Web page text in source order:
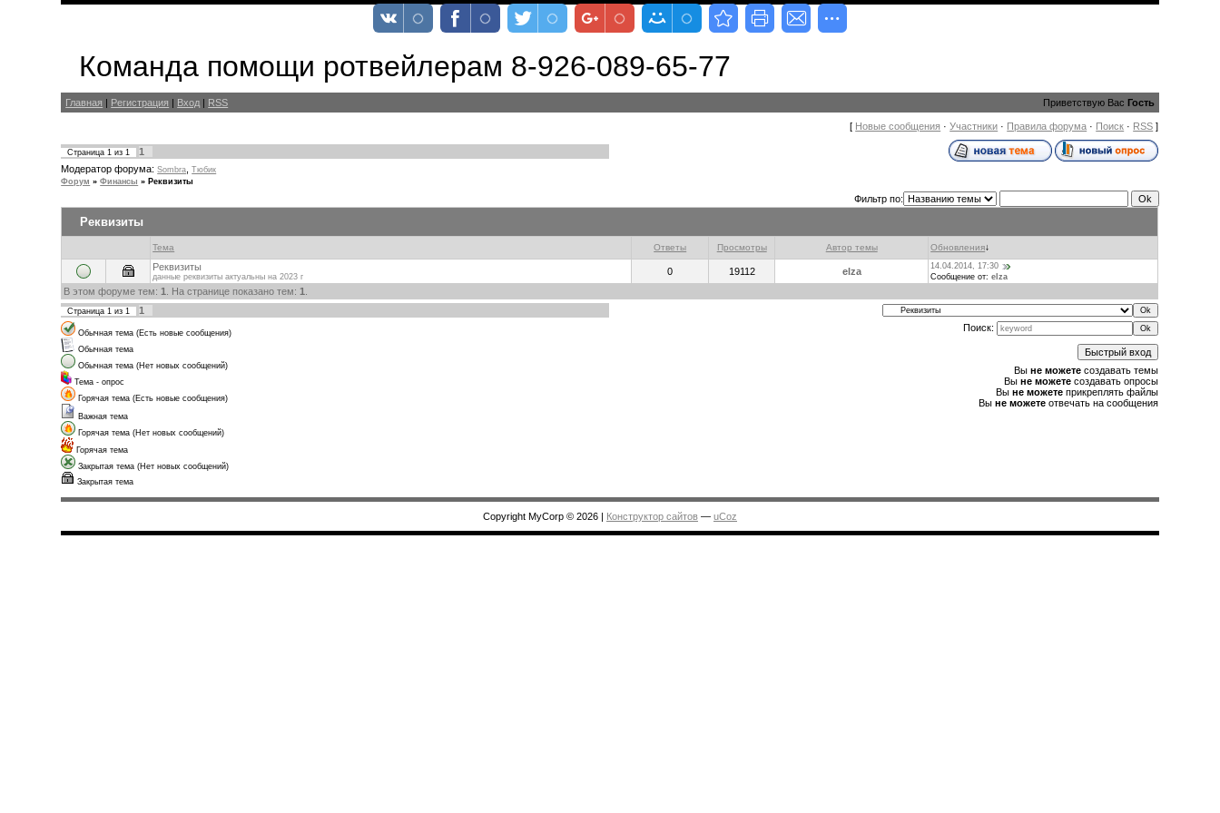
Команда помощи ротвейлерам 8-926-089-65-77
Главная | Регистрация | Вход | RSS Приветствую Вас Гость
[ Новые сообщения ·Участники · Правила форума · Поиск · RSS ]
Страница1 из1
1
Модератор форума:Sombra ,Тюбик
Форум » Финансы » Реквизиты
Фильтр по:
Реквизиты
Тема Ответы Просмотры Автор темы Обновления↓
Реквизиты
данные реквизиты актуальны на 2023 г 0 19112 elza
14.04.2014, 17:30
Сообщение от:elza
В этом форуме тем: 1 . На странице показано тем: 1
Страница1 из1 1
Обычная тема (Есть новые сообщения)
Обычная тема
Обычная тема (Нет новых сообщений)
Тема - опрос
Горячая тема (Есть новые сообщения)
Важная тема
Горячая тема (Нет новых сообщений)
Горячая тема
Закрытая тема (Нет новых сообщений)
Закрытая тема
Поиск:
Выне можете создавать темы
Выне можете создавать опросы
Выне можете прикреплять файлы
Выне можете отвечать на сообщения
Copyright MyCorp © 2026 | Конструктор сайтов — uCoz